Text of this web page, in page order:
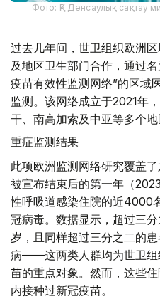
Фото: ҚР Денсаулық сақтау
过去几年间，世卫组织欧洲
及地区卫生部门合作，通过
疫苗有效性监测网络”的区域
监测。该网络成立于2021年
干、南高加索及中亚等多个地
重症监测结果
此项欧洲监测网络研究覆盖
被宣布结束后的第一年（
性呼吸道感染住院的近4000
冠病毒。数据显示，超过三
岁，且同样超过三分之二的
病——这两类人群均为世卫组
苗的重点对象。然而，这些
内接种过新冠疫苗。